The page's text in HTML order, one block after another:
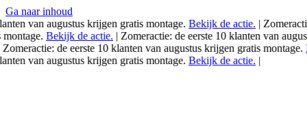
Ga naar inhoud
vanaugustuskrijgen gratis montage.Bekijk de actie. | Zomeractie:
Bekijk de actie. | Zomeractie: de eerste 10 klanten vanaugustus
de eerste 10 klanten vanaugustuskrijgen gratis montage.
vanaugustuskrijgen gratis montage.Bekijk de actie. |